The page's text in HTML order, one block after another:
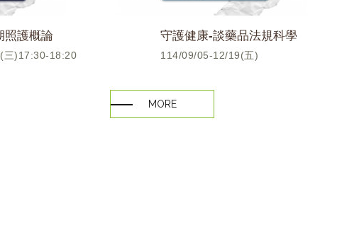
照護概論
三)17:30-18:20
守護健康-談藥品法規科學
114/09/05-12/19(五)
MORE